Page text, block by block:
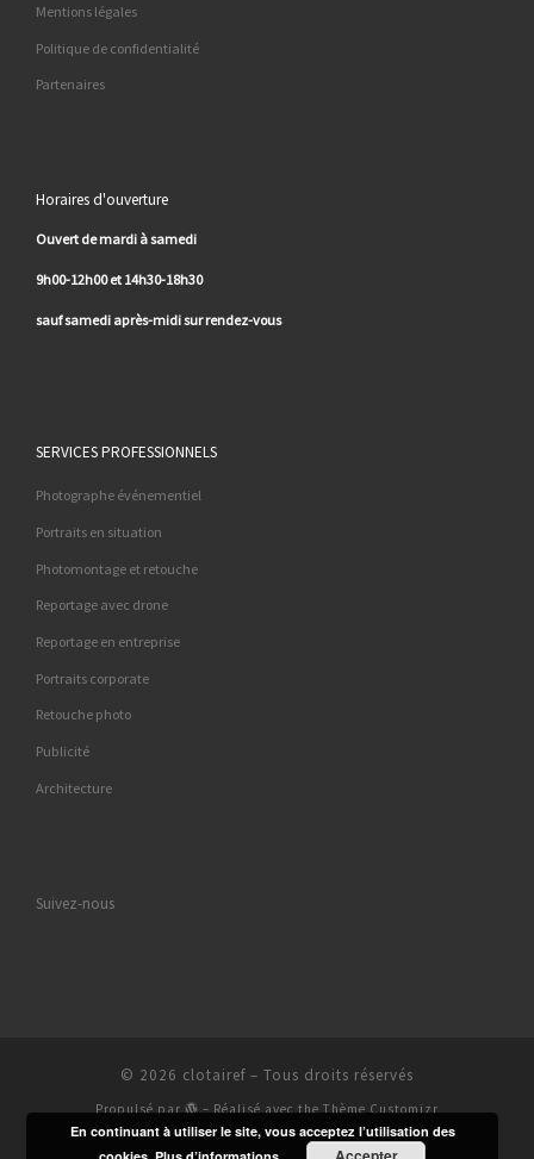
Mentions légales
Politique de confidentialité
Partenaires
Horaires d'ouverture
Ouvert de mardi à samedi
9h00-12h00 et 14h30-18h30
sauf samedi après-midi sur rendez-vous
SERVICES PROFESSIONNELS
Photographe événementiel
Portraits en situation
Photomontage et retouche
Reportage avec drone
Reportage en entreprise
Portraits corporate
Retouche photo
Publicité
Architecture
Suivez-nous
© 2026 clotairef – Tous droits réservés
Propulsé par – Réalisé avec theThème Customizr
En continuant à utiliser le site, vous acceptez l’utilisation des